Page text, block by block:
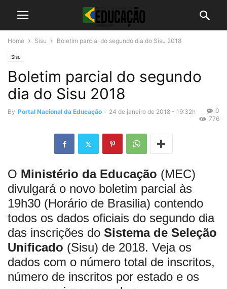
Home Sisu Boletim parcial do segundo dia do Sisu 2018
Sisu
Boletim parcial do segundo
dia do Sisu 2018
By Portal Nacional da Educação - 24 de janeiro de 2018 - 19:32h
0
776
O Ministério da Educação (MEC)
divulgará o novo boletim parcial às
19h30 (Horário de Brasilia) contendo
todos os dados oficiais do segundo dia
das inscrições do Sistema de Seleção
Unificado (Sisu) de 2018. Veja os
dados com o número total de inscritos,
número de inscritos por estado e os